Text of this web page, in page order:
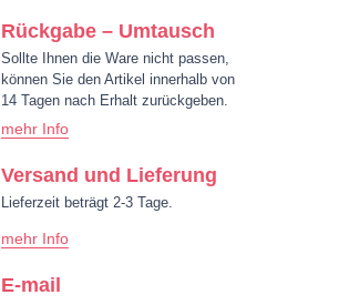
Rückgabe – Umtausch
Sollte Ihnen die Ware nicht passen,
können Sie den Artikel innerhalb von
14 Tagen nach Erhalt zurückgeben.
mehr Info
Versand und Lieferung
Lieferzeit beträgt 2-3 Tage.
mehr Info
E-mail